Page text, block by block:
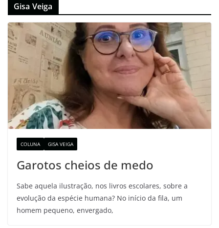
Gisa Veiga
COLUNA GISA VEIGA
Garotos cheios de medo
Sabe aquela ilustração, nos livros escolares, sobre a
evolução da espécie humana? No início da fila, um
homem pequeno, envergado,